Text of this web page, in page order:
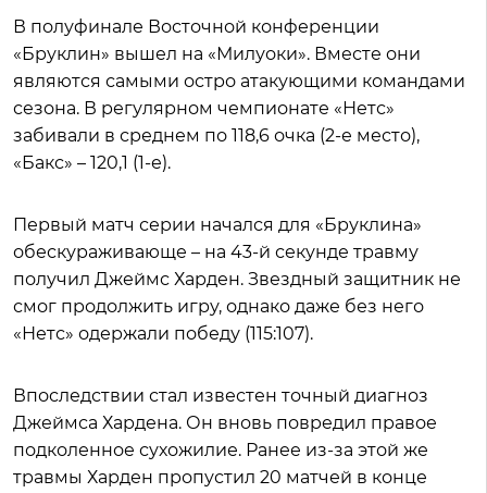
В полуфинале Восточной конференции
«Бруклин» вышел на «Милуоки». Вместе они
являются самыми остро атакующими командами
сезона. В регулярном чемпионате «Нетс»
забивали в среднем по 118,6 очка (2-е место),
«Бакс» – 120,1 (1-е).
Первый матч серии начался для «Бруклина»
обескураживающе – на 43-й секунде травму
получил Джеймс Харден. Звездный защитник не
смог продолжить игру, однако даже без него
«Нетс» одержали победу (115:107).
Впоследствии стал известен точный диагноз
Джеймса Хардена. Он вновь повредил правое
подколенное сухожилие. Ранее из-за этой же
травмы Харден пропустил 20 матчей в конце